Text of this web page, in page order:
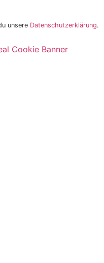
unsere Datenschutzerklärung.
Cookie Banner